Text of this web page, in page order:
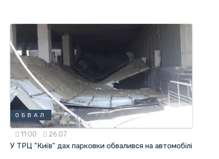
ОБВАЛ
11:00 26.07
У ТРЦ "Київ" дах парковки обвалився на автомобілі